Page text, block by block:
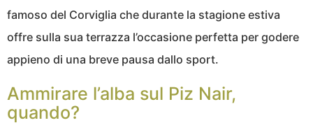
famoso del Corviglia che durante la stagione estiva
offre sulla sua terrazza l’occasione perfetta per godere
appieno di una breve pausa dallo sport.
Ammirare l’alba sul Piz Nair,
quando?